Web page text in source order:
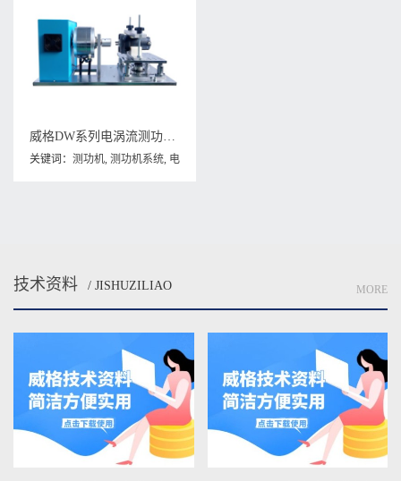
威格DW系列电涡流测功机测试系统 型式对拖试验台架 可测高精度高转速
关键词： 测功机, 测功机系统, 电
技术资料 / JISHUZILIAO MORE